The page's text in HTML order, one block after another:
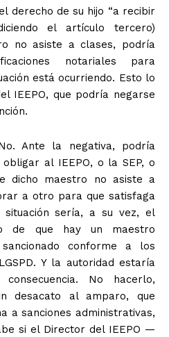
derecho de su hijo “a recibir
el artículo tercero)
no asiste a clases, podría
notariales para
está ocurriendo. Esto lo
IEEPO, que podría negarse
Ante la negativa, podría
al IEEPO, o la SEP, o
dicho maestro no asiste a
a otro para que satisfaga
situación sería, a su vez, el
de que hay un maestro
conforme a los
Y la autoridad estaría
No hacerlo,
desacato al amparo, que
a sanciones administrativas,
si el Director del IEEPO —